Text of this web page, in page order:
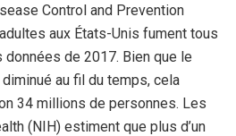
Control and Prevention
aux États-Unis fument tous
de 2017. Bien que le
au fil du temps, cela
34 millions de personnes. Les
(NIH) estiment que plus d’un